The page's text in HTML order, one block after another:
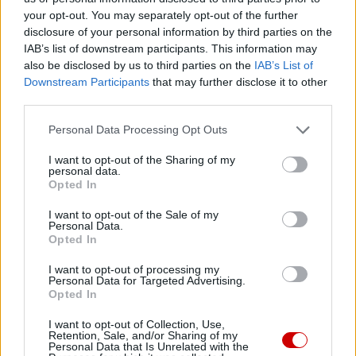
your opt-out. You may separately opt-out of the further
disclosure of your personal information by third parties on the
IAB’s list of downstream participants. This information may
also be disclosed by us to third parties on the IAB’s List of
Downstream Participants that may further disclose it to other
Personal Data Processing Opt Outs
I want to opt-out of the Sharing of my
personal data.
Opted In
I want to opt-out of the Sale of my
Personal Data.
Opted In
I want to opt-out of processing my
Personal Data for Targeted Advertising.
Opted In
I want to opt-out of Collection, Use,
Retention, Sale, and/or Sharing of my
Personal Data that Is Unrelated with the
1 2
3
Następna
Najnowsze
Moskwa: szef dyplomacji watykańskiej planuje wizytę w stolicy
Gaza: 300 dzieci zabitych w ciągu 300 dni
Bp Piotrowski uczestnikiem 45 Pieszej Pielgrzymki Kieleckiej
06 sierpnia 2026 | 20:44
Medziugorie: zakończył się 37. Mladifest
06 sierpnia 2026 | 20:19